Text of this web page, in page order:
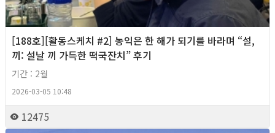
[188호][활동스케치 #2] 농익은 한 해가 되기를 바라며 “설,
끼: 설날 끼 가득한 떡국잔치” 후기
기간 : 2월
2026-03-05 10:48
12475